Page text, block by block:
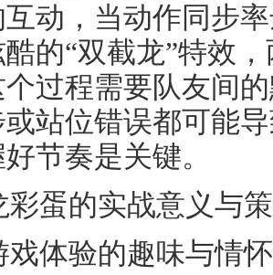
动，当动作同步
的“双截龙”特效
过程需要队友间
站位错误都可能
节奏是关键。
彩蛋的实战意义与
戏体验的趣味与情怀